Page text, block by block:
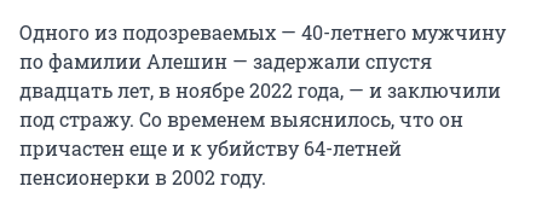
Одного из подозреваемых — 40-летнего мужчину
по фамилии Алешин — задержали спустя
двадцать лет, в ноябре 2022 года, — и заключили
под стражу. Со временем выяснилось, что он
причастен еще и к убийству 64-летней
пенсионерки в 2002 году.